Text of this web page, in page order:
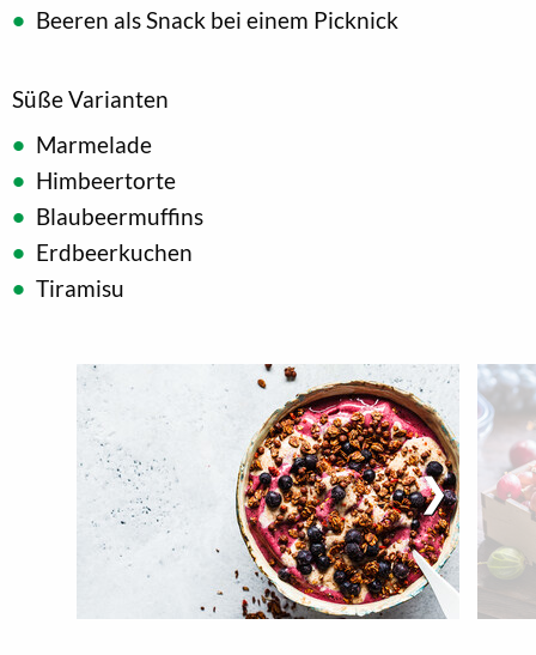
Beeren als Snack bei einem Picknick
Süße Varianten
Marmelade
Himbeertorte
Blaubeermuffins
Erdbeerkuchen
Tiramisu